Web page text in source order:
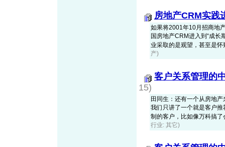
房地产CRM实践
如果将2001年10月招商地
国房地产CRM进入到“成长
业采取的是观望，甚至是
产)
客户关系管理的
15)
田同生：还有一个从房地
我们只讲了一个就是客户
制的客户，比如像万科搞
行业: 其它)